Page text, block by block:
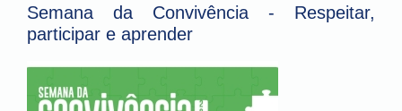
Semana da Convivência - Respeitar,
participar e aprender